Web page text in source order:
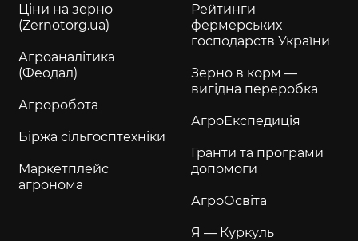
Ціни на зерно
(Zernotorg.ua)
Агроаналітика
(Феодал)
Агроробота
Біржа сільгосптехніки
Маркетплейс
агронома
Рейтинги
фермерських
господарств України
Зерно в корм —
вигідна переробка
АгроЕкспедиція
Гранти та програми
допомоги
АгроОсвіта
Я — Куркуль